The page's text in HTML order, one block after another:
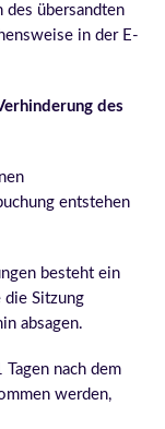
übersandten
in der E-
des
entstehen
besteht ein
die Sitzung
absagen.
nach dem
werden,